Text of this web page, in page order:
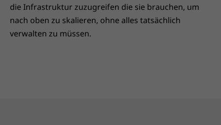
die Infrastruktur zuzugreifen die sie brauchen, um
nach oben zu skalieren, ohne alles tatsächlich
verwalten zu müssen.